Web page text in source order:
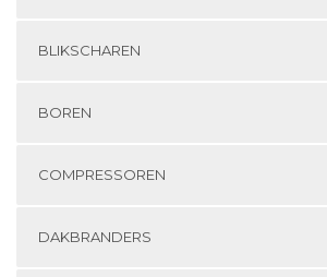
BLIKSCHAREN
BOREN
COMPRESSOREN
DAKBRANDERS